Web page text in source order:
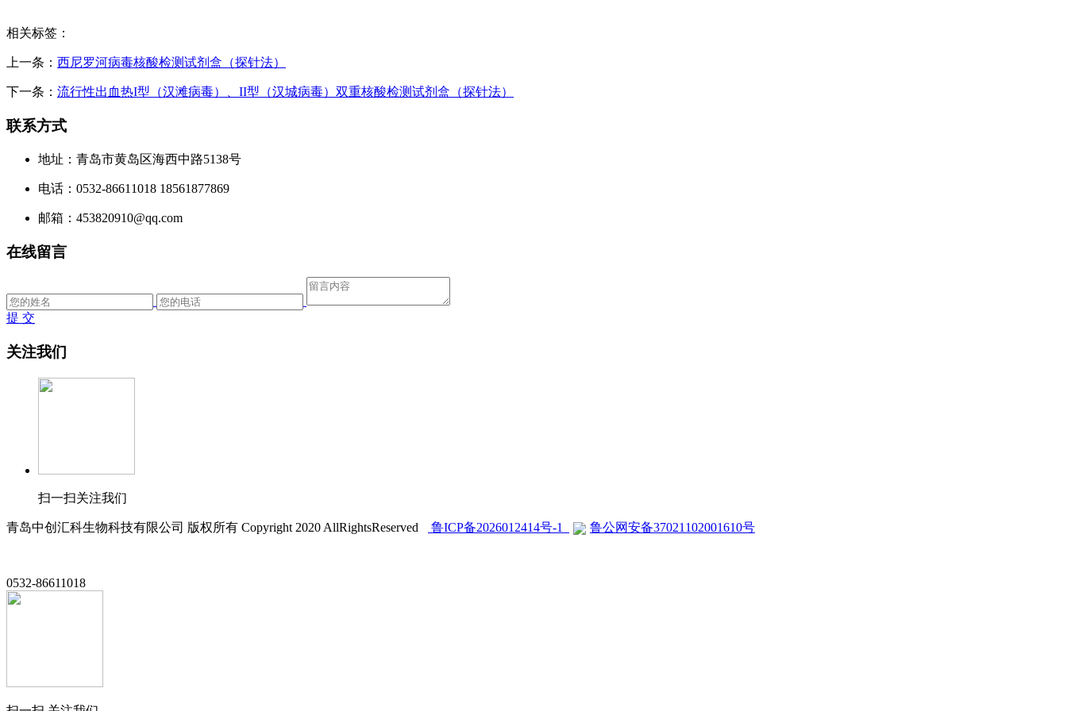
相关标签：
上一条： 西尼罗河病毒核酸检测试剂盒（探针法）
下一条： 流行性出血热I型（汉滩病毒）、II型（汉城病毒）双重核酸检测试剂盒（探针法）
联系方式
地址：青岛市黄岛区海西中路5138号
电话：0532-86611018 18561877869
邮箱：453820910@qq.com
在线留言
提 交
关注我们
扫一扫关注我们
青岛中创汇科生物科技有限公司 版权所有 Copyright 2020 AllRightsReserved 鲁ICP备2026012414号-1 鲁公网安备37021102001610号
0532-86611018